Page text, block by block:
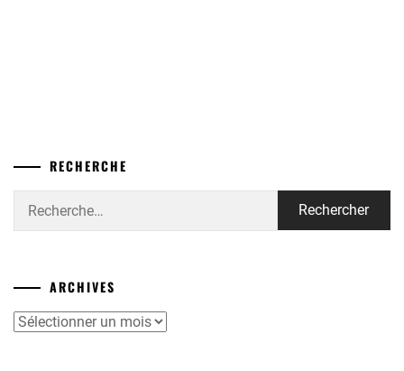
RECHERCHE
ARCHIVES
Archives